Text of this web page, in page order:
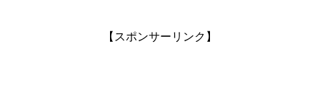
【スポンサーリンク】